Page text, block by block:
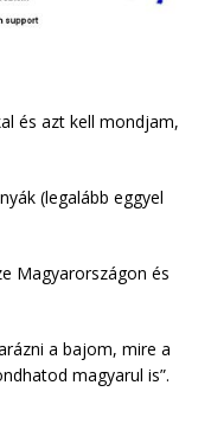
és azt kell mondjam,
(legalább eggyel
Magyarországon és
a bajom, mire a
magyarul is”.